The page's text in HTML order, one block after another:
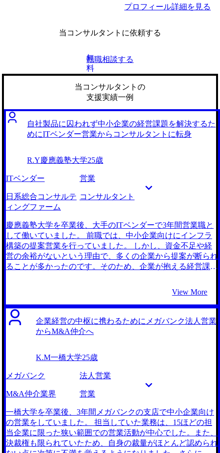
プロフィール詳細を見る
当コンサルタントに依頼する
無
料
転職相談する
当コンサルタントの
支援実績一例
自社製品に囚われず中小企業の経営課題を解決するた
めにITベンダー営業からコンサルタントに転身
R.Y慶應義塾大学25歳
ITベンダー 営業
日系総合コンサルテ
ィングファーム
コンサルタント
慶應義塾大学を卒業後、大手のITベンダーで3年間営業職と
して働いていました。 前職では、中小企業向けにインフラ
構築の提案営業を行っていました。 しかし、資金不足や経
営の余裕がないという理由で、多くの企業から提案が断られ
ることが多かったのです。そのため、企業が抱える経営課題
なりました。 中小企業が抱える経営的な課題に対し、より
深い支援ができる仕事に魅力を感じたことが転職の理由で
す。特に、コンサルティングファームでは、経営課題の根本
的な解決に取り組むことができると考えたため、事業戦略の
理由は、コンサルティングファームにおける深い知見と、私
の希望に合う企業を提案していただけたからです。特に、経
営支援を専門にする企業に強みを持ち、私の経験を最大限に
活かせる企業の選定をしていただけた点が大きな決め手でし
た。また、担当の坂口さんが親身に対応してくれ、具体的な
アドバイスを頂けたことも非常に助かりました。 面接対策
が非常に良かったです。人物面接には自信があったのです
が、コンサルティングファーム特有のケース面接には不安が
ありました。面接前には坂口さんが何度も模擬面接を実施
View More
企業経営の中枢に携わるためにメガバンク法人営業
からM&A仲介へ
K.M一橋大学25歳
メガバンク 法人営業
M&A仲介業界 営業
一橋大学を卒業後、3年間メガバンクの支店で中小企業向け
の営業をしていました。 担当していた業務は、15ほどの担
当企業に限った狭い範囲での営業活動が中心でした。また、
決裁権も限られていたため、自身の裁量がほとんど認められ